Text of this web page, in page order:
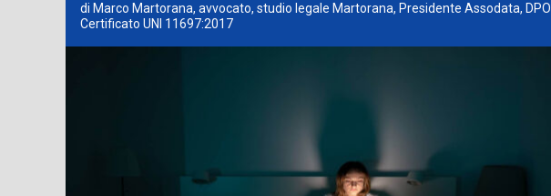
di Marco Martorana, avvocato, studio legale Martorana, Presidente Assodata, DPO
Certificato UNI 11697:2017